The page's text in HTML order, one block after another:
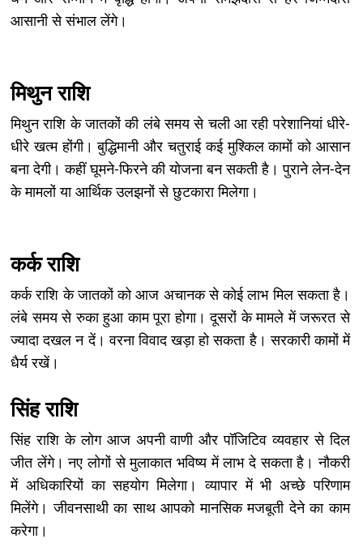
आसानी से संभाल लेंगे।
मिथुन राशि
मिथुन राशि के जातकों की लंबे समय से चली आ रही परेशानियां धीरे-
धीरे खत्म होंगी। बुद्धिमानी और चतुराई कई मुश्किल कामों को आसान
बना देगी। कहीं घूमने-फिरने की योजना बन सकती है। पुराने लेन-देन
के मामलों या आर्थिक उलझनों से छुटकारा मिलेगा।
कर्क राशि
कर्क राशि के जातकों को आज अचानक से कोई लाभ मिल सकता है।
लंबे समय से रुका हुआ काम पूरा होगा। दूसरों के मामले में जरूरत से
ज्यादा दखल न दें। वरना विवाद खड़ा हो सकता है। सरकारी कामों में
धैर्य रखें।
सिंह राशि
सिंह राशि के लोग आज अपनी वाणी और पॉजिटिव व्यवहार से दिल
जीत लेंगे। नए लोगों से मुलाकात भविष्य में लाभ दे सकता है। नौकरी
में अधिकारियों का सहयोग मिलेगा। व्यापार में भी अच्छे परिणाम
मिलेंगे। जीवनसाथी का साथ आपको मानसिक मजबूती देने का काम
करेगा।